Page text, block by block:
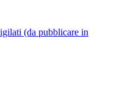
(da pubblicare in